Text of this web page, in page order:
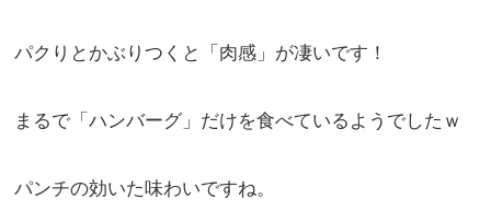
パクりとかぶりつくと「肉感」が凄いです！
まるで「ハンバーグ」だけを食べているようでしたｗ
パンチの効いた味わいですね。